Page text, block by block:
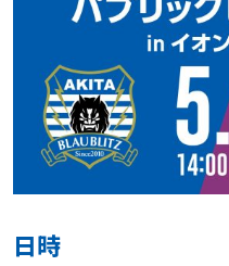
日時